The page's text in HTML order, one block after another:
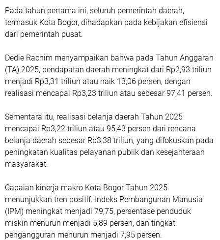
Pada tahun pertama ini, seluruh pemerintah daerah,
termasuk Kota Bogor, dihadapkan pada kebijakan efisiensi
dari pemerintah pusat.
Dedie Rachim menyampaikan bahwa pada Tahun Anggaran
(TA) 2025, pendapatan daerah meningkat dari Rp2,93 triliun
menjadi Rp3,31 triliun atau naik 13,06 persen, dengan
realisasi mencapai Rp3,23 triliun atau sebesar 97,41 persen.
Sementara itu, realisasi belanja daerah Tahun 2025
mencapai Rp3,22 triliun atau 95,43 persen dari rencana
belanja daerah sebesar Rp3,38 triliun, yang difokuskan pada
peningkatan kualitas pelayanan publik dan kesejahteraan
masyarakat.
Capaian kinerja makro Kota Bogor Tahun 2025
menunjukkan tren positif. Indeks Pembangunan Manusia
(IPM) meningkat menjadi 79,75, persentase penduduk
miskin menurun menjadi 5,89 persen, dan tingkat
pengangguran menurun menjadi 7,95 persen.